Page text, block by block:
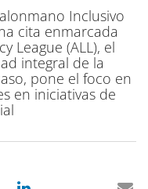
Inclusivo
cita enmarcada
League (ALL), el
integral de la
pone el foco en
en iniciativas de